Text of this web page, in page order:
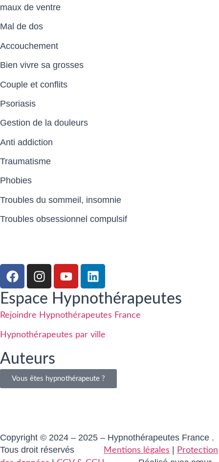
maux de ventre
Mal de dos
Accouchement
Bien vivre sa grosses
Couple et conflits
Psoriasis
Gestion de la douleurs
Anti addiction
Traumatisme
Phobies
Troubles du sommeil, insomnie
Troubles obsessionnel compulsif
Espace Hypnothérapeutes
Rejoindre Hypnothérapeutes France
Hypnothérapeutes par ville
Auteurs
Vous êtes hypnothérapeute ?
Copyright © 2024 – 2025 – Hypnothérapeutes France .
Tous droit réservés
Mentions légales | Protection